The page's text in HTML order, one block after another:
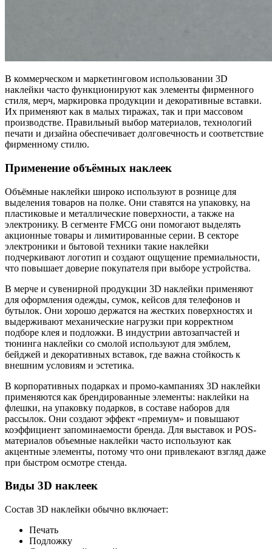
В коммерческом и маркетинговом использовании 3D
наклейки часто функционируют как элементы фирменного
стиля, мерч, маркировка продукции и декоративные вставки.
Их применяют как в малых тиражах, так и при массовом
производстве. Правильный выбор материалов, технологий
печати и дизайна обеспечивает долговечность и соответствие
фирменному стилю.
Применение объёмных наклеек
Объёмные наклейки широко используют в рознице для
выделения товаров на полке. Они ставятся на упаковку, на
пластиковые и металлические поверхности, а также на
электронику. В сегменте FMCG они помогают выделять
акционные товары и лимитированные серии. В секторе
электроники и бытовой техники такие наклейки
подчеркивают логотип и создают ощущение премиальности,
что повышает доверие покупателя при выборе устройства.
В мерче и сувенирной продукции 3D наклейки применяют
для оформления одежды, сумок, кейсов для телефонов и
бутылок. Они хорошо держатся на жестких поверхностях и
выдерживают механические нагрузки при корректном
подборе клея и подложки. В индустрии автозапчастей и
тюнинга наклейки со смолой используют для эмблем,
бейджей и декоративных вставок, где важна стойкость к
внешним условиям и эстетика.
В корпоративных подарках и промо-кампаниях 3D наклейки
применяются как брендированные элементы: наклейки на
флешки, на упаковку подарков, в составе наборов для
рассылок. Они создают эффект «премиум» и повышают
коэффициент запоминаемости бренда. Для выставок и POS-
материалов объемные наклейки часто используют как
акцентные элементы, потому что они привлекают взгляд даже
при быстром осмотре стенда.
Виды 3D наклеек
Состав 3D наклейки обычно включает:
Печать
Подложку